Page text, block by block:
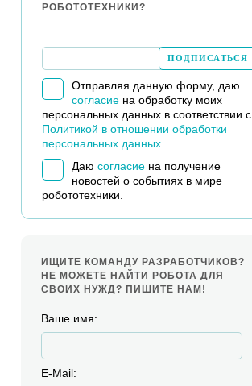
РОБОТОТЕХНИКИ?
Отправляя данную форму, даю
согласиена обработку моих
персональных данных в соответствии с
Политикой в отношении обработки
персональных данных.
Даю согласиена получение
новостей о событиях в мире
робототехники.
ИЩИТЕ КОМАНДУ РАЗРАБОТЧИКОВ?
НЕ МОЖЕТЕ НАЙТИ РОБОТА ДЛЯ
СВОИХ НУЖД? ПИШИТЕ НАМ!
Ваше имя:
E-Mail: